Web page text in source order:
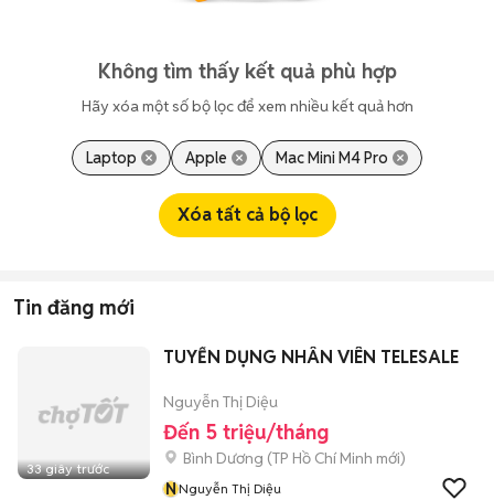
Không tìm thấy kết quả phù hợp
Hãy xóa một số bộ lọc để xem nhiều kết quả hơn
Laptop Apple Mac Mini M4 Pro
Xóa tất cả bộ lọc
Tin đăng mới
33 giây trước
TUYỂN DỤNG NHÂN VIÊN TELESALE
Nguyễn Thị Diệu
Đến 5 triệu/tháng
Bình Dương (TP Hồ Chí Minh mới)
NNguyễn Thị Diệu